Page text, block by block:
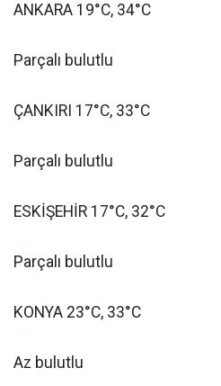
ANKARA 19°C, 34°C
Parçalı bulutlu
ÇANKIRI 17°C, 33°C
Parçalı bulutlu
ESKİŞEHİR 17°C, 32°C
Parçalı bulutlu
KONYA 23°C, 33°C
Az bulutlu